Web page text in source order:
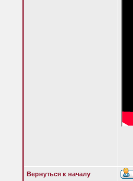
Вернуться к началу